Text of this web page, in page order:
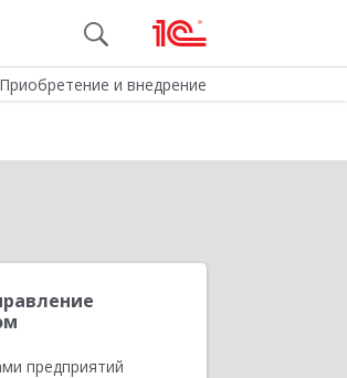
Приобретение и внедрение
предприятий